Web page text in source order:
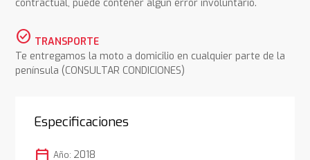
contractual, puede contener algún error involuntario.
check_circle TRANSPORTE
Te entregamos la moto a domicilio en cualquier parte de la
península (CONSULTAR CONDICIONES)
Especificaciones
calendar_today Año: 2018